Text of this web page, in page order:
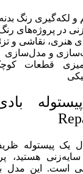
و لکه‌گیری رنگ
در پروژه‌های
هنری، نقاشی و
و مدل‌سازی
قطعات
یک پیستوله
است. این